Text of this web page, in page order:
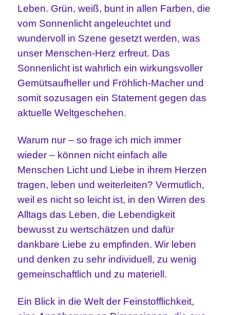
Leben. Grün, weiß, bunt in allen Farben, die
vom Sonnenlicht angeleuchtet und
wundervoll in Szene gesetzt werden, was
unser Menschen-Herz erfreut. Das
Sonnenlicht ist wahrlich ein wirkungsvoller
Gemütsaufheller und Fröhlich-Macher und
somit sozusagen ein Statement gegen das
aktuelle Weltgeschehen.
Warum nur – so frage ich mich immer
wieder – können nicht einfach alle
Menschen Licht und Liebe in ihrem Herzen
tragen, leben und weiterleiten? Vermutlich,
weil es nicht so leicht ist, in den Wirren des
Alltags das Leben, die Lebendigkeit
bewusst zu wertschätzen und dafür
dankbare Liebe zu empfinden. Wir leben
und denken zu sehr individuell, zu wenig
gemeinschaftlich und zu materiell.
Ein Blick in die Welt der Feinstofflichkeit,